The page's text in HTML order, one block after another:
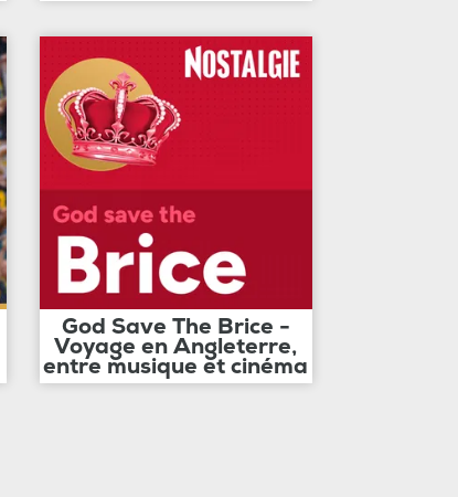
God Save The Brice -
Voyage en Angleterre,
entre musique et cinéma